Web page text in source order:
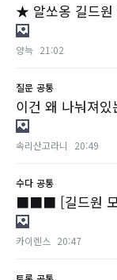
★ 알쏘옹 길드
양늑 21:02
질문 공통
이건 왜 나눠져있
속리산고라니 20:49
수다 공통
■■■ [길드원 모
카이렌스 20:47